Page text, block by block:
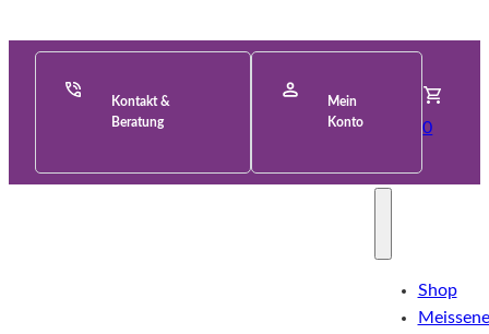
Kontakt &
Beratung
Mein
Konto
0
Shop